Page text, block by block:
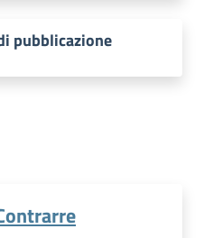
pubblicazione